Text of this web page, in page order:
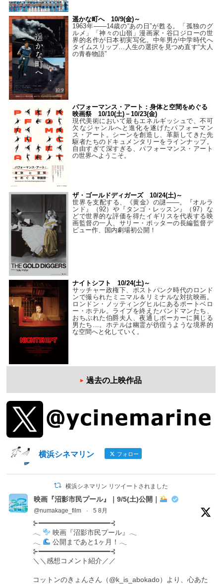
遥かな町へ 10/9(金)～
1963年――14歳の“あの日”が甦る。「孤独のグ
ルメ」「神々の山嶺」漫画家・谷口ジローの世
界的名作が日本初実写化。中年男が中学時代へ
タイムスリップ…人生の選択を見つめ直す“大人
の青春物語”
パフォーマンス・アート：身体と空間をめぐる
映画祭 10/10(土)－10/23(金)
現代美術において最もエネルギッシュで、不可
欠なジャンルへと進化を遂げたパフォーマン
ス・アート。シーンを創造し、革新してきた先
駆者たちのドキュメンタリーをラインナップ。
自由すぎて深すぎる、パフォーマンス・アート
の世界へようこそ。
ザ・ゴールドディガーズ 10/24(土)～
世界を支配する、《黄金》の謎――。『オルラ
ンド』（92）や『タンゴ・レッスン』（97）な
どで世界的な評価を得たイギリスを代表する映
画監督の一人、サリー・ポッターの長編監督デ
ビュー作、国内劇場初公開！
ナイトシフト 10/24(土)～
サッチャー政権下、ポストパンク時代のロンド
ンで撮られたミニマル＆リミナルな対抗映画。
ロンドン・ノッティングヒルにあるポートベロ
ー・ホテル。ライブを終えたバンドマンたち、
おちぶれた伯爵夫人、夜通しポーカーに興じる
男たち…。ホテルは幽霊が彷徨うような境界的
な空間へと化していく。
過去の上映作品
横浜シネマリン フォロー
横浜シネマリン リツイートされました
映画『沼影市民プール』｜9/5(土)公開｜
@numakage_film · 5 8月
⊱━━━━━━━━━━━━━━━━━━⊰
𓂃
映画『沼影市民プール』𓂃
𓂃
公開まであと1ヶ月！𓂃
⊱━━━━━━━━━━━━━━━━━━⊰
＼＼感想コメント紹介／／
コットンのきょんさん（@k_is_abokado）より、心あた